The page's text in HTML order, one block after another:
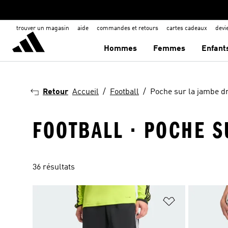
trouver un magasin aide commandes et retours cartes cadeaux
Hommes Femmes
Retour Accueil Football Poche sur la jambe
FOOTBALL · POCHE
36 résultats
Ajouter à la